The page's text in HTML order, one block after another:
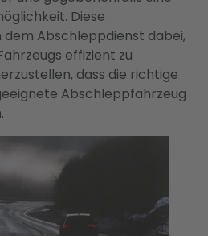
Diese
Abschleppdienst dabei,
effizient zu
dass die richtige
Abschleppfahrzeug